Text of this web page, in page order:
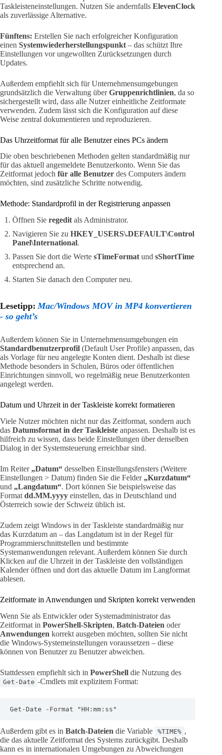
Taskleisteneinstellungen. Nutzen Sie andernfalls ElevenClock
als zuverlässige Alternative.
Fünftens: Erstellen Sie nach erfolgreicher Konfiguration
einen Systemwiederherstellungspunkt – das schützt Ihre
Einstellungen vor ungewollten Zurücksetzungen durch
Updates.
Außerdem empfiehlt sich für Unternehmensumgebungen
grundsätzlich die Verwaltung überGruppenrichtlinien, da so
sichergestellt wird, dass alle Nutzer einheitliche Zeitformate
verwenden. Zudem lässt sich die Konfiguration auf diese
Weise zentral dokumentieren und reproduzieren.
Das Uhrzeitformat für alle Benutzer eines PCs ändern
Die oben beschriebenen Methoden gelten standardmäßig nur
für das aktuell angemeldete Benutzerkonto. Wenn Sie das
Zeitformat jedoch für alle Benutzer des Computers ändern
möchten, sind zusätzliche Schritte notwendig.
Methode: Standardprofil in der Registrierung anpassen
Öffnen Sie regedit als Administrator.
Navigieren Sie zu HKEY_USERS\.DEFAULT\Control
Panel\International.
Passen Sie dort die Werte sTimeFormat und sShortTime
entsprechend an.
Starten Sie danach den Computer neu.
Lesetipp: Mac/Windows MOV in MP4 konvertieren
- so geht’s
Außerdem können Sie in Unternehmensumgebungen ein
Standardbenutzerprofil (Default User Profile) anpassen, das
als Vorlage für neu angelegte Konten dient. Deshalb ist diese
Methode besonders in Schulen, Büros oder öffentlichen
Einrichtungen sinnvoll, wo regelmäßig neue Benutzerkonten
angelegt werden.
Datum und Uhrzeit in der Taskleiste korrekt formatieren
Viele Nutzer möchten nicht nur das Zeitformat, sondern auch
das Datumsformat in der Taskleiste anpassen. Deshalb ist es
hilfreich zu wissen, dass beide Einstellungen über denselben
Dialog in der Systemsteuerung erreichbar sind.
Im Reiter „Datum“ desselben Einstellungsfensters (Weitere
Einstellungen > Datum) finden Sie die Felder „Kurzdatum“
und „Langdatum“. Dort können Sie beispielsweise das
Format dd.MM.yyyy einstellen, das in Deutschland und
Österreich sowie der Schweiz üblich ist.
Zudem zeigt Windows in der Taskleiste standardmäßig nur
das Kurzdatum an – das Langdatum ist in der Regel für
Programmierschnittstellen und bestimmte
Systemanwendungen relevant. Außerdem können Sie durch
Klicken auf die Uhrzeit in der Taskleiste den vollständigen
Kalender öffnen und dort das aktuelle Datum im Langformat
ablesen.
Zeitformate in Anwendungen und Skripten korrekt verwenden
Wenn Sie als Entwickler oder Systemadministrator das
Zeitformat in PowerShell-Skripten, Batch-Dateien oder
Anwendungen korrekt ausgeben möchten, sollten Sie nicht
die Windows-Systemeinstellungen voraussetzen – diese
können von Benutzer zu Benutzer abweichen.
Stattdessen empfiehlt sich in PowerShell die Nutzung des
Get-Date -Cmdlets mit explizitem Format:
Get-Date -Format "HH:mm:ss"
Außerdem gibt es in Batch-Dateien die Variable %TIME% ,
die das aktuelle Zeitformat des Systems zurückgibt. Deshalb
kann es in internationalen Umgebungen zu Abweichungen